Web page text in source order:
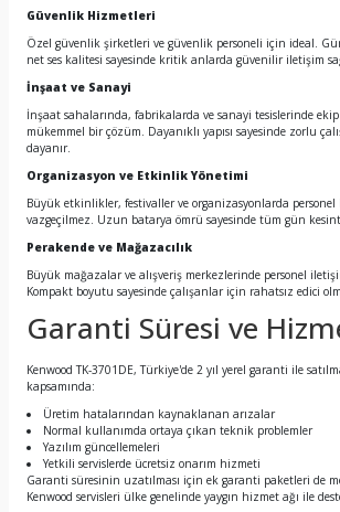
Güvenlik Hizmetleri
Özel güvenlik şirketleri ve güvenlik personeli için ideal.
net ses kalitesi sayesinde kritik anlarda güvenilir iletişim
İnşaat ve Sanayi
İnşaat sahalarında, fabrikalarda ve sanayi tesislerinde
mükemmel bir çözüm. Dayanıklı yapısı sayesinde zorlu
dayanır.
Organizasyon ve Etkinlik Yönetimi
Büyük etkinlikler, festivaller ve organizasyonlarda
vazgeçilmez. Uzun batarya ömrü sayesinde tüm gün
Perakende ve Mağazacılık
Büyük mağazalar ve alışveriş merkezlerinde personel
Kompakt boyutu sayesinde çalışanlar için rahatsız edici
Garanti Süresi ve
Kenwood TK-3701DE, Türkiye'de 2 yıl yerel garanti ile
kapsamında:
Üretim hatalarından kaynaklanan arızalar
Normal kullanımda ortaya çıkan teknik problemler
Yazılım güncellemeleri
Yetkili servislerde ücretsiz onarım hizmeti
Garanti süresinin uzatılması için ek garanti paketleri de
Kenwood servisleri ülke genelinde yaygın hizmet ağı ile